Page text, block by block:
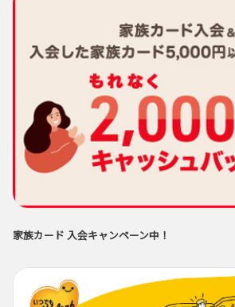
家族カード 入会キャンペーン中！